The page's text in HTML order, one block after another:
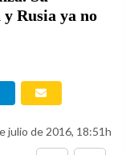
Rusia ya no
julio de 2016, 18:51h